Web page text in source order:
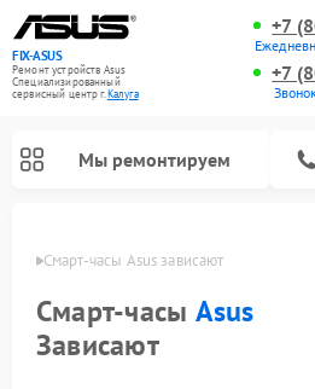
FIX-ASUS
Ремонт устройств Asus
Специализированный
cервисный центр г.Калуга
+7
+7
Мы ремонтируем
Смарт-часы Asus зависают
Смарт-часы Asus
Зависают